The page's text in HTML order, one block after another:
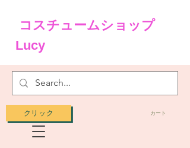
カート
クリック
コスチュームショップ
Lucy